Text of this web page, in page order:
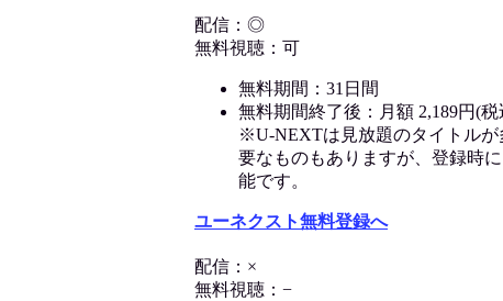
配信：◎
無料視聴：可
無料期間：31日間
無料期間終了後：月額 2,189円(税
※U-NEXTは見放題のタイトル
要なものもありますが、登録時
能です。
ユーネクスト無料登録へ
配信：×
無料視聴：−